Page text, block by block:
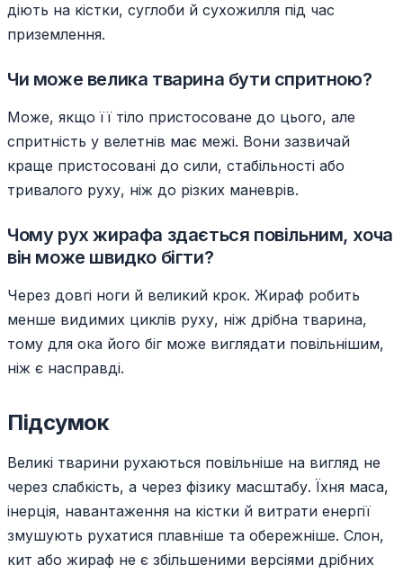
діють на кістки, суглоби й сухожилля під час
приземлення.
Чи може велика тварина бути спритною?
Може, якщо її тіло пристосоване до цього, але
спритність у велетнів має межі. Вони зазвичай
краще пристосовані до сили, стабільності або
тривалого руху, ніж до різких маневрів.
Чому рух жирафа здається повільним, хоча
він може швидко бігти?
Через довгі ноги й великий крок. Жираф робить
менше видимих циклів руху, ніж дрібна тварина,
тому для ока його біг може виглядати повільнішим,
ніж є насправді.
Підсумок
Великі тварини рухаються повільніше на вигляд не
через слабкість, а через фізику масштабу. Їхня маса,
інерція, навантаження на кістки й витрати енергії
змушують рухатися плавніше та обережніше. Слон,
кит або жираф не є збільшеними версіями дрібних